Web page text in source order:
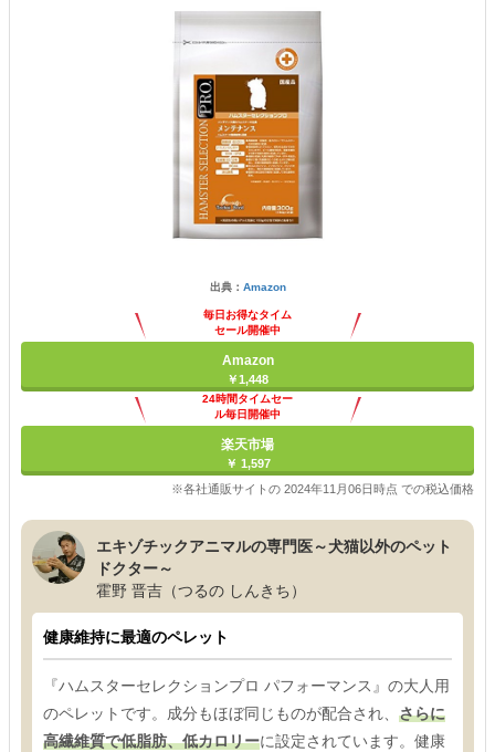
出典： Amazon
毎日お得なタイム
セール開催中
Amazon
￥1,448
24時間タイムセー
ル毎日開催中
楽天市場
￥ 1,597
※各社通販サイトの 2024年11月06日時点 での税込価格
エキゾチックアニマルの専門医～犬猫以外のペット
ドクター～
霍野 晋吉（つるの しんきち）
健康維持に最適のペレット
『ハムスターセレクションプロ パフォーマンス』の大人用
のペレットです。成分もほぼ同じものが配合され、 さらに
高繊維質で低脂肪、低カロリーに設定されています。健康